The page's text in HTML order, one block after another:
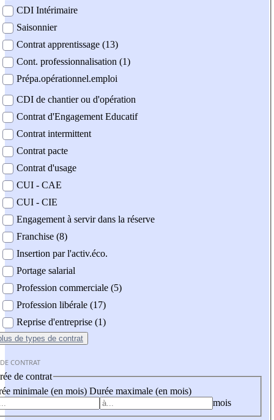
CDI Intérimaire
Saisonnier
Contrat apprentissage (13)
Cont. professionnalisation (1)
Prépa.opérationnel.emploi
CDI de chantier ou d'opération
Contrat d'Engagement Educatif
Contrat intermittent
Contrat pacte
Contrat d'usage
CUI - CAE
CUI - CIE
Engagement à servir dans la réserve
Franchise (8)
Insertion par l'activ.éco.
Portage salarial
Profession commerciale (5)
Profession libérale (17)
Reprise d'entreprise (1)
de types de contrat
CONTRAT
de contrat
minimale (en mois) Durée maximale (en mois)
mois